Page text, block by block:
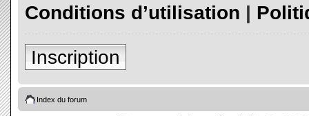
Conditions d’utilisation |
Inscription
Index du forum